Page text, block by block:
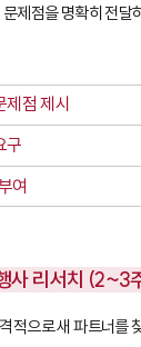
제점을 명확히 전달
점 제시
구
여
사 리서치 (2~3
적으로 새 파트너를